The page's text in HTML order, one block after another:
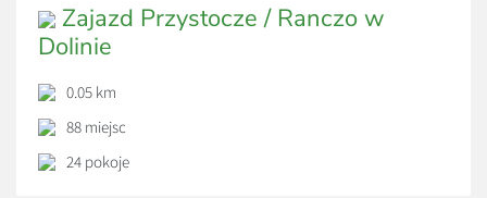
Zajazd Przystocze / Ranczo w
Dolinie
0.05 km
88 miejsc
24 pokoje